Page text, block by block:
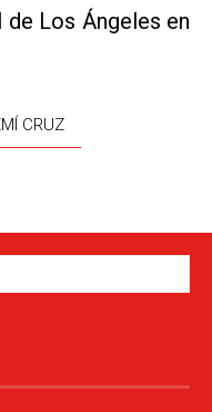
de Los Ángeles en
CRUZ